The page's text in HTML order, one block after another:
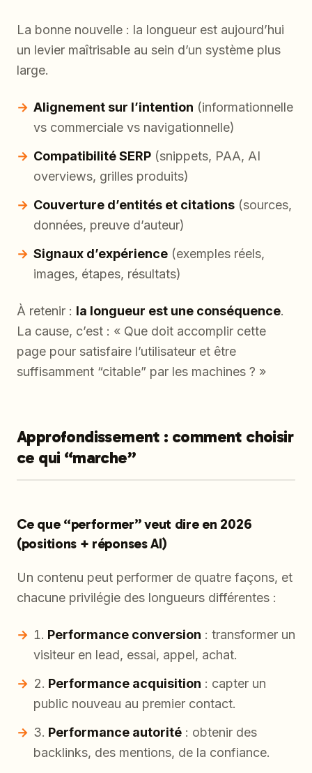
La bonne nouvelle : la longueur est aujourd’hui
un levier maîtrisable au sein d’un système plus
large.
Alignement sur l’intention (informationnelle
vs commerciale vs navigationnelle)
Compatibilité SERP (snippets, PAA, AI
overviews, grilles produits)
Couverture d’entités et citations (sources,
données, preuve d’auteur)
Signaux d’expérience (exemples réels,
images, étapes, résultats)
À retenir : la longueur est une conséquence.
La cause, c’est : « Que doit accomplir cette
page pour satisfaire l’utilisateur et être
suffisamment “citable” par les machines ? »
Approfondissement : comment choisir
ce qui “marche”
Ce que “performer” veut dire en 2026
(positions + réponses AI)
Un contenu peut performer de quatre façons, et
chacune privilégie des longueurs différentes :
Performance conversion : transformer un
visiteur en lead, essai, appel, achat.
Performance acquisition : capter un
public nouveau au premier contact.
Performance autorité : obtenir des
backlinks, des mentions, de la confiance.